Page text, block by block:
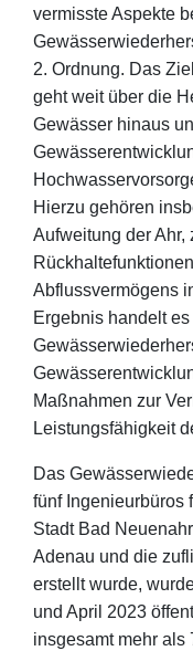
vermisste Aspekte
2. Ordnung. Das
geht weit über die
Gewässer hinaus
Hierzu gehören
Aufweitung der Ahr,
Abflussvermögens
Ergebnis handelt
Maßnahmen zur
Leistungsfähigkeit
Das
fünf Ingenieurbüros
Stadt Bad
Adenau und die
erstellt wurde,
und April 2023
insgesamt mehr als